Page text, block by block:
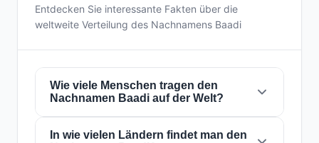
Entdecken Sie interessante Fakten über die
weltweite Verteilung des Nachnamens Baadi
Wie viele Menschen tragen den
Nachnamen Baadi auf der Welt?
Derzeit gibt es weltweit etwa2.453 Personen
In wie vielen Ländern findet man den